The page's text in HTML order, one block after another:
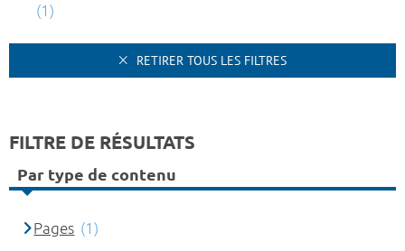
(1)
RETIRER TOUS LES FILTRES
FILTRE DE RÉSULTATS
Par type de contenu
Pages (1)